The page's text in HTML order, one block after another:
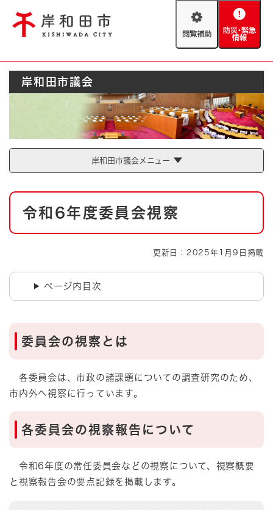
閲
助
防
緊
情
報
Foreign language
やさしい日本語
とじる
防災・緊急情報
ハザードマップ AED設置箇所
とじる
岸和田市議会
岸和田市議会メニュー
本
令和6年度委員会視察
更新日：2025年1月9日掲載
ページ内目次
委員会の視察とは
各委員会は、市政の諸課題についての調査研究のため、
市内外へ視察に行っています。
各委員会の視察報告について
令和6年度の常任委員会などの視察について、視察概要
と視察報告会の要点記録を掲載します。